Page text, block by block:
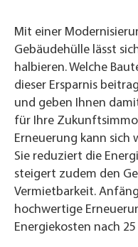
Mit einer
Gebäudehülle lässt
halbieren. Welche
dieser Ersparnis
und geben Ihnen
für Ihre
Erneuerung kann sich
Sie reduziert die
steigert zudem den
Vermietbarkeit.
hochwertige
Energiekosten nach